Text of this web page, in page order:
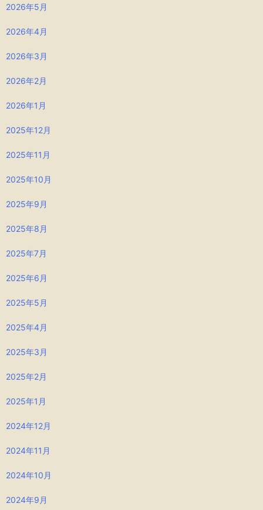
2026年5月
2026年4月
2026年3月
2026年2月
2026年1月
2025年12月
2025年11月
2025年10月
2025年9月
2025年8月
2025年7月
2025年6月
2025年5月
2025年4月
2025年3月
2025年2月
2025年1月
2024年12月
2024年11月
2024年10月
2024年9月